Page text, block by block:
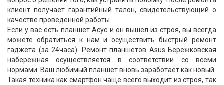
клиент получает гарантийный талон, свидетельствующий о
качестве проведенной работы.
Если у вас есть планшет Асус и он вышел из строя, вы всегда
можете обратиться к нам и осуществить быстрый ремонт
гаджета (за 24часа). Ремонт планшетов Asus Бережковская
набережная осуществляется в соответствии со всеми
нормами. Ваш любимый планшет вновь заработает как новый.
Такая техника как смартфон чаще всего выходит из строя, так